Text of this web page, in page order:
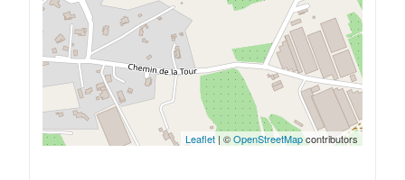
Leaflet | ©OpenStreetMapcontributors